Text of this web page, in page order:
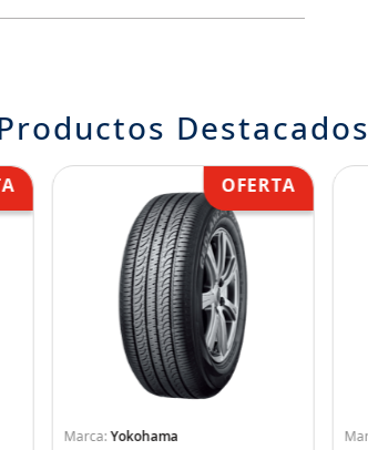
Productos Destacados
Yokohama